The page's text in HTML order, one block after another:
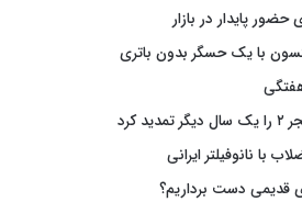
پایدار در بازار
با یک حسگر بدون باتری
قدیمی دست برداریم؟